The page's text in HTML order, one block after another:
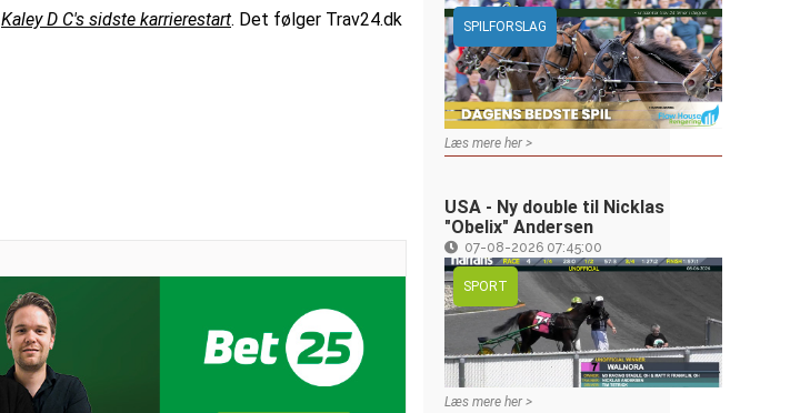
Kaley D C's sidste karrierestart. Det følger Trav24.dk
SPILFORSLAG
Læs mere her >
USA - Ny double til Nicklas
"Obelix" Andersen
07-08-2026 07:45:00
SPORT
Læs mere her >